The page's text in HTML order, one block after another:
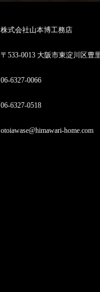
株式会社山本博工務店
〒533-0013 大阪市東淀川区豊
06-6327-0066
06-6327-0518
otoiawase@himawari-home.com